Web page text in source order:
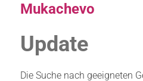
Mukachevo
Update
Die Suche nach geeigneten